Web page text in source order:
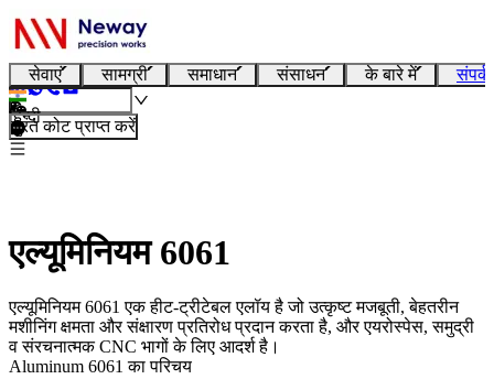
सेवाएं सामग्री समाधान संसाधन के बारे में
हिन्दी
तुरंत कोट प्राप्त करें
एल्यूमिनियम 6061
एल्यूमिनियम 6061 एक हीट-ट्रीटेबल एलॉय है जो उत्कृष्ट मजबूती, बेहतरीन
मशीनिंग क्षमता और संक्षारण प्रतिरोध प्रदान करता है, और एयरोस्पेस, समुद्री
व संरचनात्मक CNC भागों के लिए आदर्श है।
Aluminum 6061 का परिचय